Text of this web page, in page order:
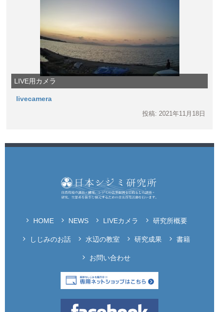
LIVE用カメラ
livecamera
投稿: 2021年11月18日
HOME NEWS LIVEカメラ 研究所概要
しじみのお話 水辺の教室 研究成果 書籍
お問い合わせ